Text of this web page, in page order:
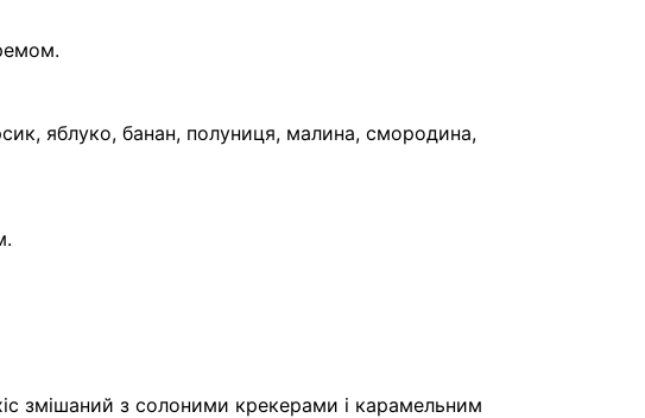
яблуко, банан, полуниця, малина, смородина,
змішаний з солоними крекерами і карамельним